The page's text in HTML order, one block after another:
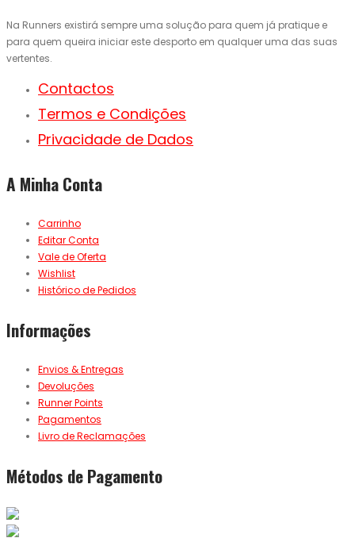
Na Runners existirá sempre uma solução para quem já pratique e
para quem queira iniciar este desporto em qualquer uma das suas
vertentes.
Contactos
Termos e Condições
Privacidade de Dados
A Minha Conta
Carrinho
Editar Conta
Vale de Oferta
Wishlist
Histórico de Pedidos
Informações
Envios & Entregas
Devoluções
Runner Points
Pagamentos
Livro de Reclamações
Métodos de Pagamento